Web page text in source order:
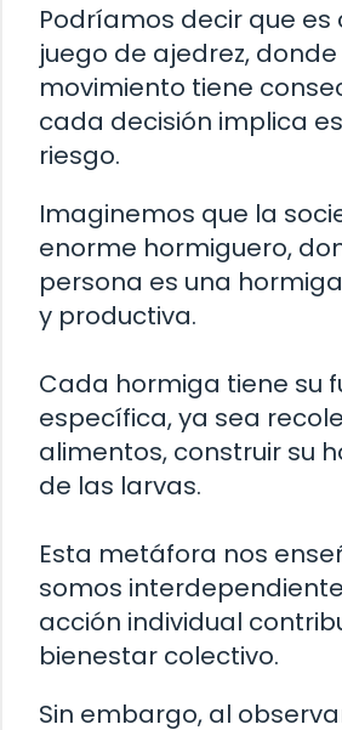
Podríamos decir que es
juego de ajedrez,
movimiento tiene
cada decisión implica
riesgo.
Imaginemos que la
enorme hormiguero,
persona es una
y productiva.
Cada hormiga tiene su
específica, ya sea
alimentos, construir su
de las larvas.
Esta metáfora nos
somos
acción individual
bienestar colectivo.
Sin embargo, al